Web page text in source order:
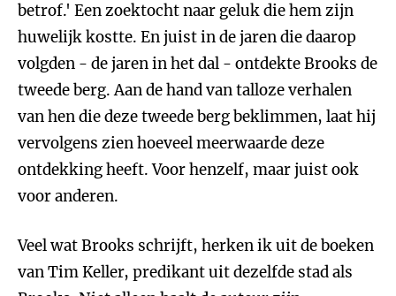
betrof.' Een zoektocht naar geluk die hem zijn
huwelijk kostte. En juist in de jaren die daarop
volgden - de jaren in het dal - ontdekte Brooks de
tweede berg. Aan de hand van talloze verhalen
van hen die deze tweede berg beklimmen, laat hij
vervolgens zien hoeveel meerwaarde deze
ontdekking heeft. Voor henzelf, maar juist ook
voor anderen.
Veel wat Brooks schrijft, herken ik uit de boeken
van Tim Keller, predikant uit dezelfde stad als